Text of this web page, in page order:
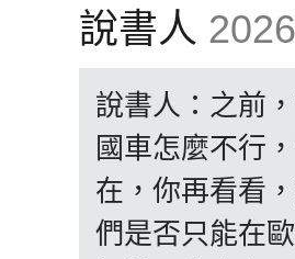
說書人
說書人：之前
國車怎麼不行
在，你再看看
們是否只能在